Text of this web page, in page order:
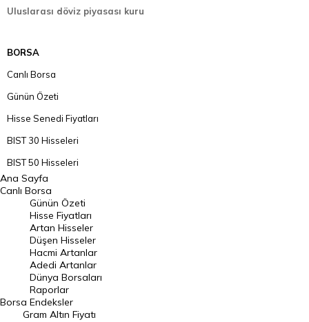
Uluslarası döviz piyasası kuru
BORSA
Canlı Borsa
Günün Özeti
Hisse Senedi Fiyatları
BIST 30 Hisseleri
BIST 50 Hisseleri
BIST 100 Hisseleri
En Çok Artan Hisseler
En Çok Düşen Hisseler
Hacmi Artanlar
Geçmiş Kapanışlar
Dünya Borsaları
Raporlar
Ana Sayfa
Canlı Borsa
Borsa
Günün Özeti
Hisse Fiyatları
Artan Hisseler
Düşen Hisseler
Hacmi Artanlar
Adedi Artanlar
Dünya Borsaları
Raporlar
Endeksler
Gram Altın Fiyatı